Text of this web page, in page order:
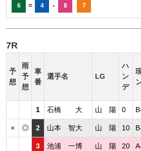
6 = 4 - 8 7
7R
予
想
雨
予
想
車
番
選手名 LG
ハ
ン
デ
1 石橋 大 山 陽 0
× ◎ 2 山本 智大 山 陽 10
3 池浦 一博 山 陽 20